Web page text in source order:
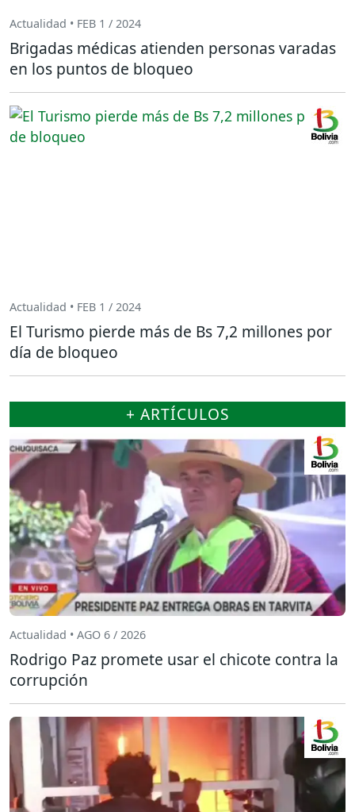
Actualidad • FEB 1 / 2024
Brigadas médicas atienden personas varadas
en los puntos de bloqueo
Actualidad • FEB 1 / 2024
El Turismo pierde más de Bs 7,2 millones por
día de bloqueo
+ ARTÍCULOS
Actualidad • AGO 6 / 2026
Rodrigo Paz promete usar el chicote contra la
corrupción